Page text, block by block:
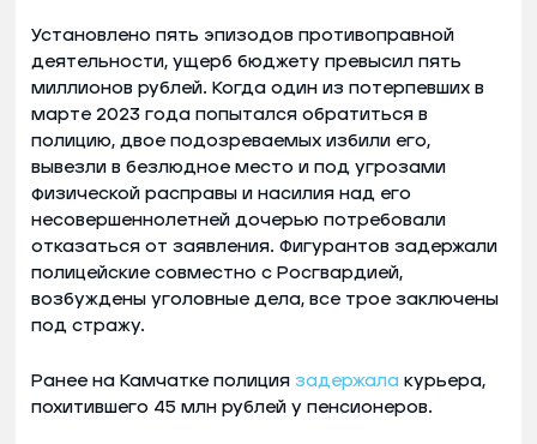
Установлено пять эпизодов противоправной
деятельности, ущерб бюджету превысил пять
миллионов рублей. Когда один из потерпевших в
марте 2023 года попытался обратиться в
полицию, двое подозреваемых избили его,
вывезли в безлюдное место и под угрозами
физической расправы и насилия над его
несовершеннолетней дочерью потребовали
отказаться от заявления. Фигурантов задержали
полицейские совместно с Росгвардией,
возбуждены уголовные дела, все трое заключены
под стражу.
Ранее на Камчатке полиция задержала курьера,
похитившего 45 млн рублей у пенсионеров.